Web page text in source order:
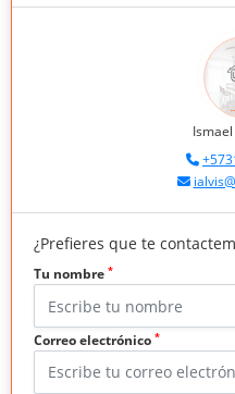
¿Prefieres que te
Tu nombre *
Correo electrónico *